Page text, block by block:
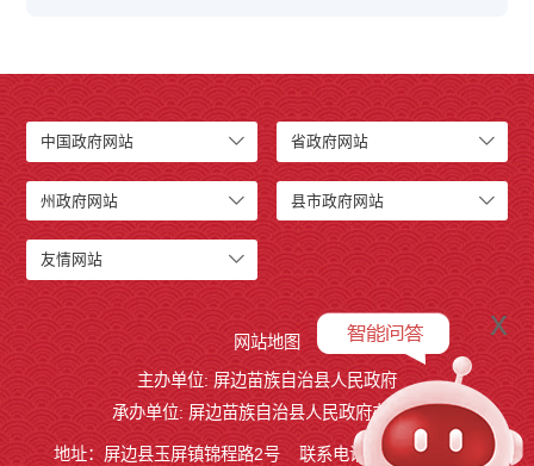
中国政府网站 省政府网站
州政府网站 县市政府网站
友情网站
网站地图
主办单位: 屏边苗族自治县人民政府
承办单位: 屏边苗族自治县人民政府办公室
地址：屏边县玉屏镇锦程路2号 联系电话:0873-3221803
x